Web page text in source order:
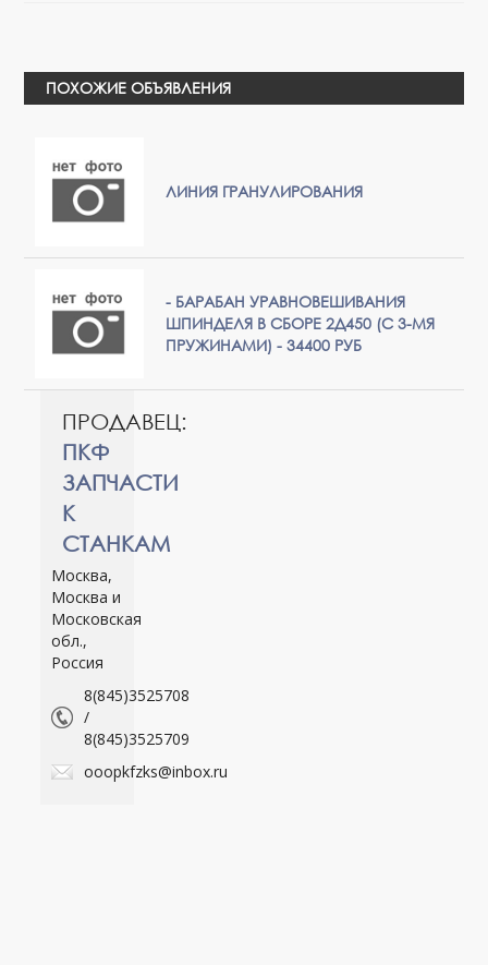
ПОХОЖИЕ ОБЪЯВЛЕНИЯ
ЛИНИЯ ГРАНУЛИРОВАНИЯ
- БАРАБАН УРАВНОВЕШИВАНИЯ
ШПИНДЕЛЯ В СБОРЕ 2Д450 (С 3-МЯ
ПРУЖИНАМИ) - 34400 РУБ
ПРОДАВЕЦ:
ПКФ
ЗАПЧАСТИ
К
СТАНКАМ
Москва,
Москва и
Московская
обл.,
Россия
8(845)3525708
/
8(845)3525709
ooopkfzks@inbox.ru